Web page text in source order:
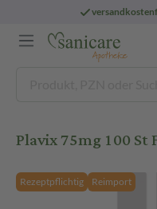
Plavix 75mg 100
Rezeptpflichtig Reimport